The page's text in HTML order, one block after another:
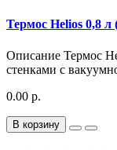
Термос Helios 0,8 л
Описание Термос
стенками с
0.00 р.
В корзину